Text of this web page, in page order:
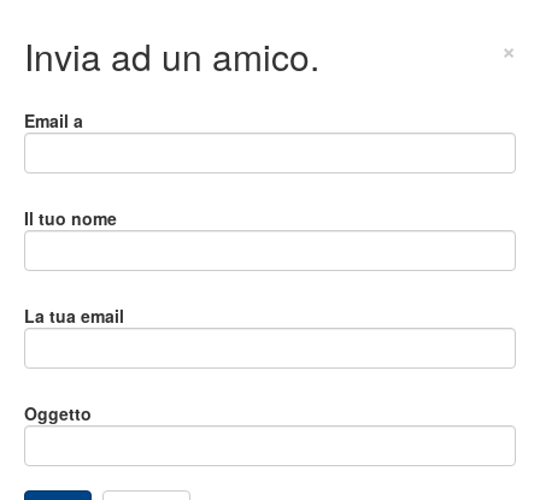
Invia ad un amico. ×
Email a
Il tuo nome
La tua email
Oggetto